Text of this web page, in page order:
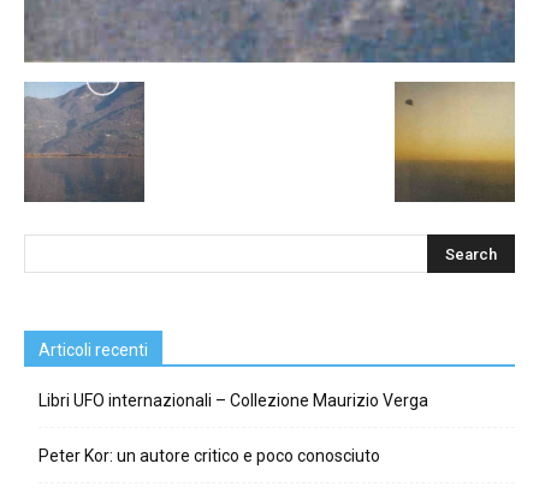
Articoli recenti
Libri UFO internazionali – Collezione Maurizio Verga
Peter Kor: un autore critico e poco conosciuto